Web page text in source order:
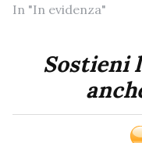
In "In evidenza"
Sostieni